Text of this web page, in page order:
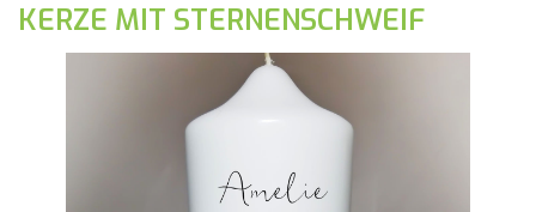
KERZE MIT STERNENSCHWEIF